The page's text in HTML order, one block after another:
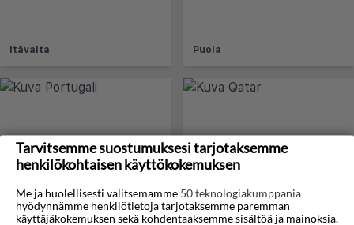
Itävalta Puola
Portugali Qatar
Tarvitsemme suostumuksesi tarjotaksemme
henkilökohtaisen käyttökokemuksen
Me ja huolellisesti valitsemamme 50 teknologiakumppania
hyödynnämme henkilötietoja tarjotaksemme paremman
käyttäjäkokemuksen sekä kohdentaaksemme sisältöä ja mainoksia.